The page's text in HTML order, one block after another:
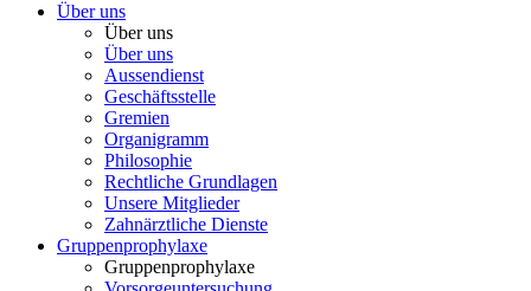
Über uns
Über uns
Über uns
Aussendienst
Geschäftsstelle
Gremien
Organigramm
Philosophie
Rechtliche Grundlagen
Unsere Mitglieder
Zahnärztliche Dienste
Gruppenprophylaxe
Gruppenprophylaxe